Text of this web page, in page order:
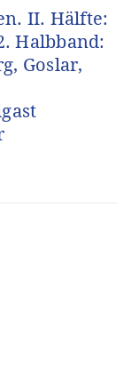
II. Hälfte:
Halbband:
Goslar,